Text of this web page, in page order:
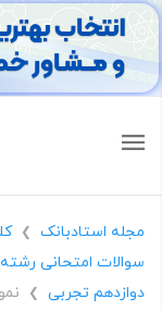
مجله استادبانک ❯
سوالات امتحانی
دوازدهم تجربی
❯